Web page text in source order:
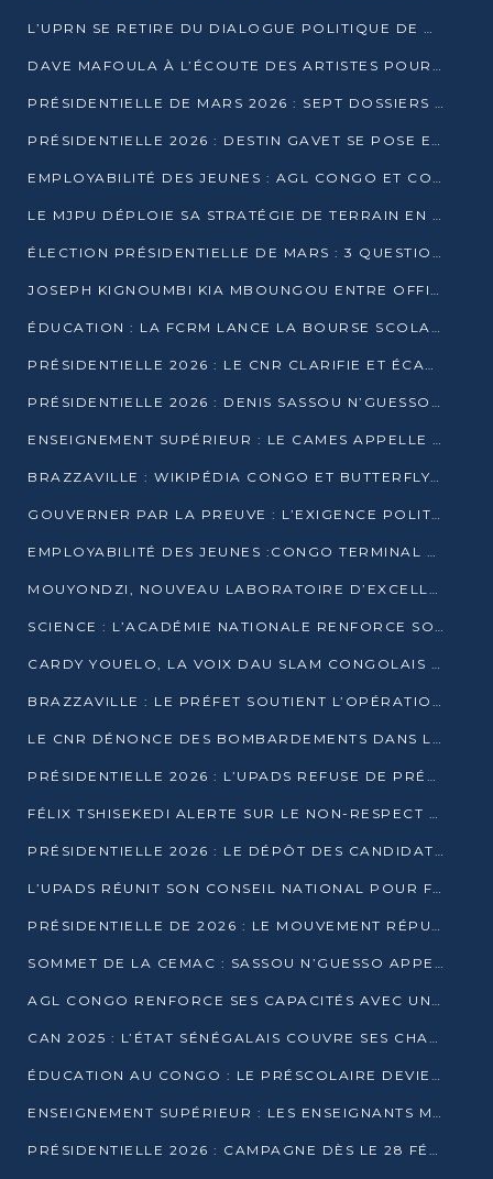
L’UPRN SE RETIRE DU DIALOGUE POLITIQUE DE DJAMBALA : TENSIONS DANS LE PRÉ-ÉLECTORAL CONGOLAIS
DAVE MAFOULA À L’ÉCOUTE DES ARTISTES POUR REDÉFINIR SA POLITIQUE CULTURELLE
PRÉSIDENTIELLE DE MARS 2026 : SEPT DOSSIERS DE CANDIDATURE ENREGISTRÉS À LA CLÔTURE DES DÉPÔTS
PRÉSIDENTIELLE 2026 : DESTIN GAVET SE POSE EN CANDIDAT DU « RAS-LE-BOL »
EMPLOYABILITÉ DES JEUNES : AGL CONGO ET CONGO TERMINAL S’ALLIENT À UCAC-ICAM
LE MJPU DÉPLOIE SA STRATÉGIE DE TERRAIN EN FAVEUR DE DSN
ÉLECTION PRÉSIDENTIELLE DE MARS : 3 QUESTIONS À UN EXPERT CONGOLAIS DE LA CYBERSÉCURITÉ
JOSEPH KIGNOUMBI KIA MBOUNGOU ENTRE OFFICIELLEMENT EN COURSE POUR LA PRÉSIDENTIELLE
ÉDUCATION : LA FCRM LANCE LA BOURSE SCOLAIRE FRANCINE-NTOUMI POUR PROMOUVOIR LES FILIÈRES SCIENTIFIQUES
PRÉSIDENTIELLE 2026 : LE CNR CLARIFIE ET ÉCARTE LA CANDIDATURE DU PASTEUR NTUMI
PRÉSIDENTIELLE 2026 : DENIS SASSOU N’GUESSO ANNONCE OFFICIELLEMENT SA CANDIDATURE
ENSEIGNEMENT SUPÉRIEUR : LE CAMES APPELLE À UNE UNIVERSITÉ AFRICAINE AXÉE SUR L’EMPLOYABILITÉ
BRAZZAVILLE : WIKIPÉDIA CONGO ET BUTTERFLY SCELLENT UN PARTENARIAT POUR STRUCTURER LE BÉNÉVOLAT NUMÉRIQUE
GOUVERNER PAR LA PREUVE : L’EXIGENCE POLITIQUE DU XXIᵉ SIÈCLE
EMPLOYABILITÉ DES JEUNES :CONGO TERMINAL S’ALLIE À L’ESCIC POUR RAPPROCHER L’ÉCOLE DU TERRAIN
MOUYONDZI, NOUVEAU LABORATOIRE D’EXCELLENCE PÉDAGOGIQUE AVEC L’ENFICE
SCIENCE : L’ACADÉMIE NATIONALE RENFORCE SON ÉQUIPE ET TRACE SA FEUILLE DE ROUTE 2026
CARDY YOUELO, LA VOIX DAU SLAM CONGOLAIS QUI INTERPELLE LE MONDE
BRAZZAVILLE : LE PRÉFET SOUTIENT L’OPÉRATION « ZÉRO KULUNA » ET APPELLE À LA VIGILANCE CITOYENNE
LE CNR DÉNONCE DES BOMBARDEMENTS DANS LE POOL ET ACCUSE LE GOUVERNEMENT
PRÉSIDENTIELLE 2026 : L’UPADS REFUSE DE PRÉSENTER UN CANDIDAT ET DÉNONCE UN PROCESSUS NON CRÉDIBLE
FÉLIX TSHISEKEDI ALERTE SUR LE NON-RESPECT DES ENGAGEMENTS DE PAIX APRÈS SA RENCONTRE AVEC D. SASSOU-NGUESSO
PRÉSIDENTIELLE 2026 : LE DÉPÔT DES CANDIDATURES OUVERT DU 29 JANVIER AU 12 FÉVRIER
L’UPADS RÉUNIT SON CONSEIL NATIONAL POUR FIXER SA LIGNE POLITIQUE À DEUX MOIS DE LA PRÉSIDENTIELLE
PRÉSIDENTIELLE DE 2026 : LE MOUVEMENT RÉPUBLICAIN DÉNONCE UNE CONVOCATION ÉLECTORALE « OPAQUE ET PRÉCIPITÉE »
SOMMET DE LA CEMAC : SASSOU N’GUESSO APPELLE À LA VIGILANCE FACE AUX RISQUES ÉCONOMIQUES
AGL CONGO RENFORCE SES CAPACITÉS AVEC UNE GRUE DE 250 TONNES
CAN 2025 : L’ÉTAT SÉNÉGALAIS COUVRE SES CHAMPIONS D’AFRIQUE DE RÉCOMPENSES EXCEPTIONNELLES
ÉDUCATION AU CONGO : LE PRÉSCOLAIRE DEVIENT OBLIGATOIRE, LE BTS CONSACRÉ DIPLÔME D’ÉTAT
ENSEIGNEMENT SUPÉRIEUR : LES ENSEIGNANTS MAINTIENNENT LA GRÈVE ET EXIGENT UN ACCORD ÉCRIT AVEC L’ÉTAT
PRÉSIDENTIELLE 2026 : CAMPAGNE DÈS LE 28 FÉVRIER, SCRUTIN LES 12 ET 15 MARS